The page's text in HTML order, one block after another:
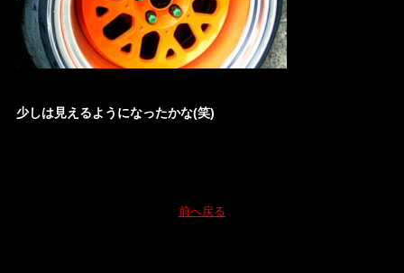
少しは見えるようになったかな(笑)
前へ戻る